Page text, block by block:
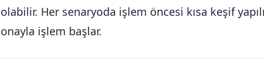
olabilir. Her senaryoda işlem öncesi kısa keşif
onayla işlem başlar.